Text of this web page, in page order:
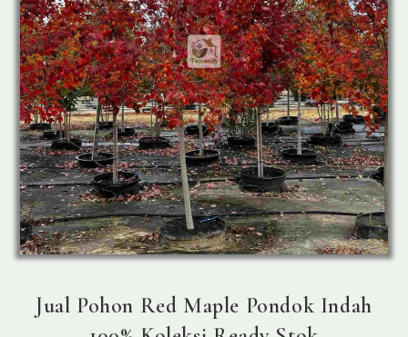
Jual Pohon Red Maple Pondok Indah